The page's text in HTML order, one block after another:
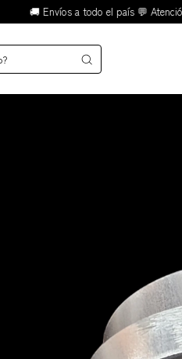
🚚 Envíos a todo el país 💬 Atención